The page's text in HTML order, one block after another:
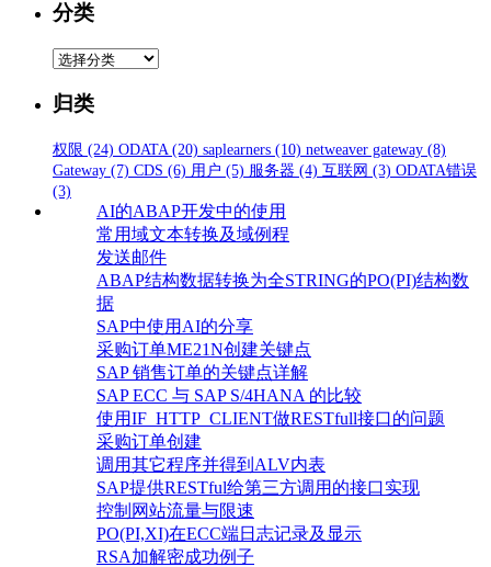
分类
分
归类
权限 (24) ODATA (20) saplearners (10) netweaver gateway (8)
Gateway (7) CDS (6) 用户 (5) 服务器 (4) 互联网 (3) ODATA错误
(3)
AI的ABAP开发中的使用
常用域文本转换及域例程
发送邮件
ABAP结构数据转换为全STRING的PO(PI)结构数
据
SAP中使用AI的分享
采购订单ME21N创建关键点
SAP 销售订单的关键点详解
SAP ECC 与 SAP S/4HANA 的比较
使用IF_HTTP_CLIENT做RESTfull接口的问题
采购订单创建
调用其它程序并得到ALV内表
SAP提供RESTful给第三方调用的接口实现
控制网站流量与限速
PO(PI,XI)在ECC端日志记录及显示
RSA加解密成功例子